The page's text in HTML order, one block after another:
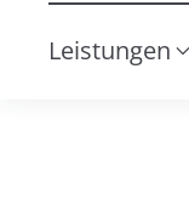
Leistungen